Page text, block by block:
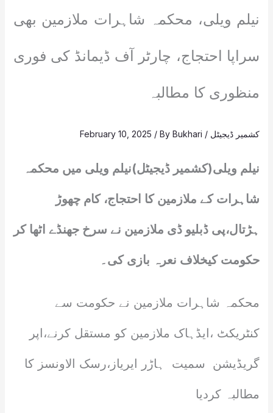
نیلم ویلی، محکمہ شاہرات ملازمین بھی
سراپا احتجاج، چارٹر آف ڈیمانڈ کی فوری
منظوری کا مطالبہ
کشمیر ڈیجیٹل /
February 10, 2025 / ByBukhari
نیلم ویلی(کشمیر ڈیجیٹل)نیلم ویلی میں محکمہ
شاہرات کے ملازمین کا احتجاج، کام چھوڑ
ہڑتال،پی ڈبلیو ڈی ملازمین نے سرخ جھنڈے اٹھا کر
حکومت کیخلاف نعرہ بازی کی۔
محکمہ شاہرات ملازمین نے حکومت سے
کنٹریکٹ ،ایڈہاک ملازمین کو مستقل کرنے،اپر
گریڈیشن سمیت ہاڑر ایریاز،رسک الاونسز کا
مطالبہ کردیا